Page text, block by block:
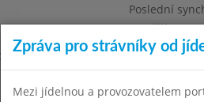
Poslední
Pondělí
Zpráva pro strávníky od
Mezi jídelnou a provozovatelem